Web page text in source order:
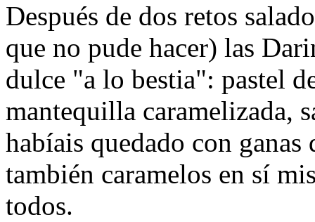
Después de dos retos
que no pude hacer) las
dulce "a lo bestia": pastel
mantequilla caramelizada,
habíais quedado con
también caramelos en sí
todos.